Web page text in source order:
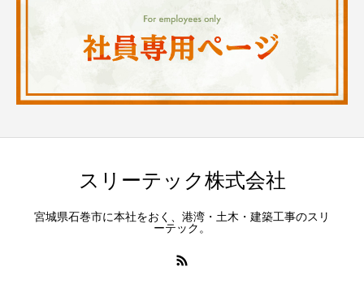
スリーテック株式会社
宮城県石巻市に本社をおく、港湾・土木・建築工事のスリ
ーテック。